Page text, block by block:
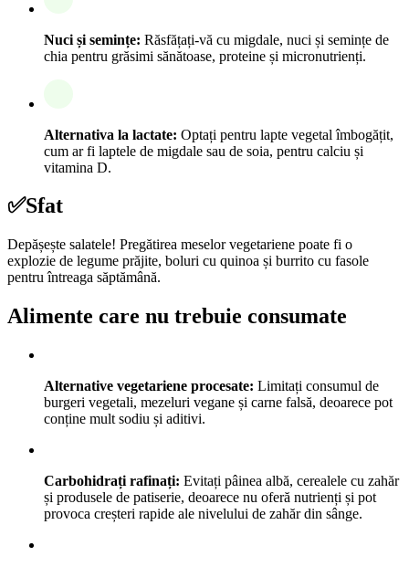
Nuci și semințe: Răsfățați-vă cu migdale, nuci și semințe de
chia pentru grăsimi sănătoase, proteine și micronutrienți.
Alternativa la lactate: Optați pentru lapte vegetal îmbogățit,
cum ar fi laptele de migdale sau de soia, pentru calciu și
vitamina D.
✅Sfat
Depășește salatele! Pregătirea meselor vegetariene poate fi o
explozie de legume prăjite, boluri cu quinoa și burrito cu fasole
pentru întreaga săptămână.
Alimente care nu trebuie consumate
Alternative vegetariene procesate: Limitați consumul de
burgeri vegetali, mezeluri vegane și carne falsă, deoarece pot
conține mult sodiu și aditivi.
Carbohidrați rafinați: Evitați pâinea albă, cerealele cu zahăr
și produsele de patiserie, deoarece nu oferă nutrienți și pot
provoca creșteri rapide ale nivelului de zahăr din sânge.